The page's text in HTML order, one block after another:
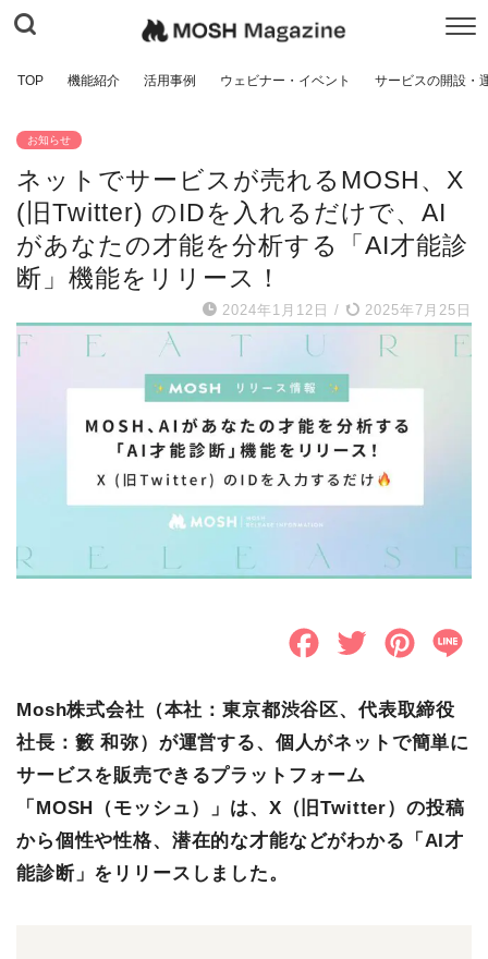
TOP 機能紹介 活用事例 ウェビナー・イベント サービスの開設・
お知らせ
ネットでサービスが売れるMOSH、X
(旧Twitter) のIDを入れるだけで、AI
があなたの才能を分析する「AI才能診
断」機能をリリース！
2024年1月12日 / 2025年7月25日
c
b
o
i
e
n
e
r
Mosh株式会社（本社：東京都渋谷区、代表取締役
社長：籔 和弥）が運営する、個人がネットで簡単に
サービスを販売できるプラットフォーム
「MOSH（モッシュ）」は、X（旧Twitter）の投稿
から個性や性格、潜在的な才能などがわかる「AI才
能診断」をリリースしました。